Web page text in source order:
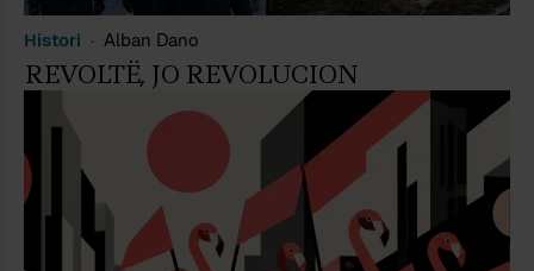
Histori Alban Dano
REVOLTË, JO REVOLUCION